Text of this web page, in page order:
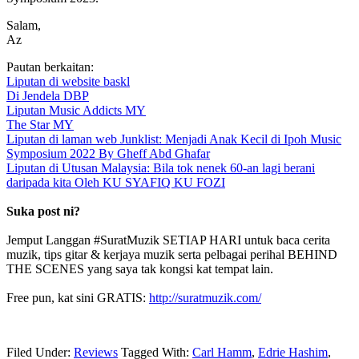
Salam,
Az
Pautan berkaitan:
Liputan di website baskl
Di Jendela DBP
Liputan Music Addicts MY
The Star MY
Liputan di laman web Junklist: Menjadi Anak Kecil di Ipoh Music
Symposium 2022 By Gheff Abd Ghafar
Liputan di Utusan Malaysia: Bila tok nenek 60-an lagi berani
daripada kita Oleh KU SYAFIQ KU FOZI
Suka post ni?
Jemput Langgan #SuratMuzik SETIAP HARI untuk baca cerita
muzik, tips gitar & kerjaya muzik serta pelbagai perihal BEHIND
THE SCENES yang saya tak kongsi kat tempat lain.
Free pun, kat sini GRATIS: http://suratmuzik.com/
Filed Under: Reviews Tagged With: Carl Hamm, Edrie Hashim,